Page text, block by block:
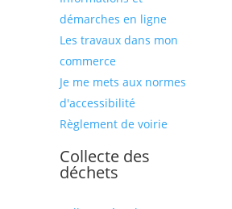
démarches en ligne
Les travaux dans mon
commerce
Je me mets aux normes
d'accessibilité
Règlement de voirie
Collecte des
déchets